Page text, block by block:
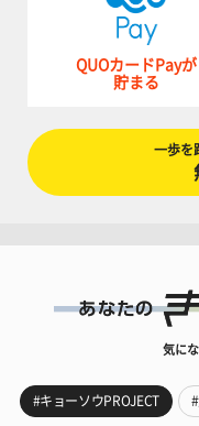
QUOカードPayが
貯まる
一歩を
気に
#キョーソウPROJECT